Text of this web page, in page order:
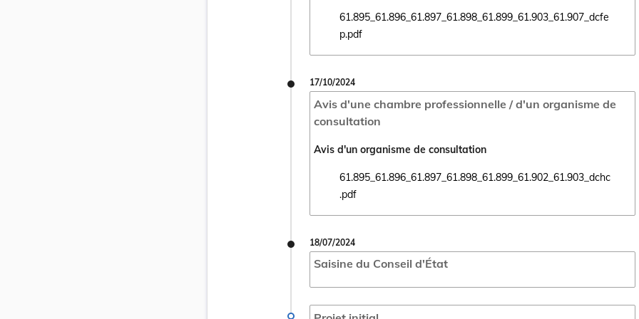
61.895_61.896_61.897_61.898_61.899_61.903_61.907_dcfe
p.pdf
Ouvrir le document
17/10/2024
Avis d'une chambre professionnelle / d'un organisme de
consultation
Avis d'un organisme de consultation
61.895_61.896_61.897_61.898_61.899_61.902_61.903_dchc
.pdf
Ouvrir le document
18/07/2024
Saisine du Conseil d'État